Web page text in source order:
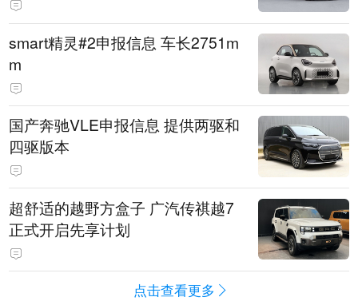
smart精灵#2申报信息 车长2751m
m
国产奔驰VLE申报信息 提供两驱和
四驱版本
超舒适的越野方盒子 广汽传祺越7
正式开启先享计划
点击查看更多